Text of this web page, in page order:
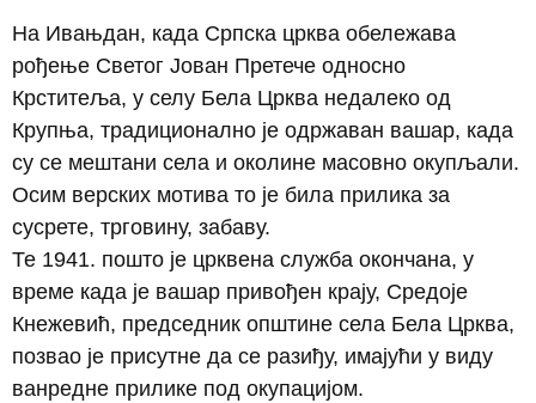
На Ивањдан, када Српска црква обележава
рођење Светог Јован Претече односно
Крститеља, у селу Бела Црква недалеко од
Крупња, традиционално је одржаван вашар, када
су се мештани села и околине масовно окупљали.
Осим верских мотива то је била прилика за
сусрете, трговину, забаву.
Те 1941. пошто је црквена служба окончана, у
време када је вашар привођен крају, Средоје
Кнежевић, председник општине села Бела Црква,
позвао је присутне да се разиђу, имајући у виду
ванредне прилике под окупацијом.